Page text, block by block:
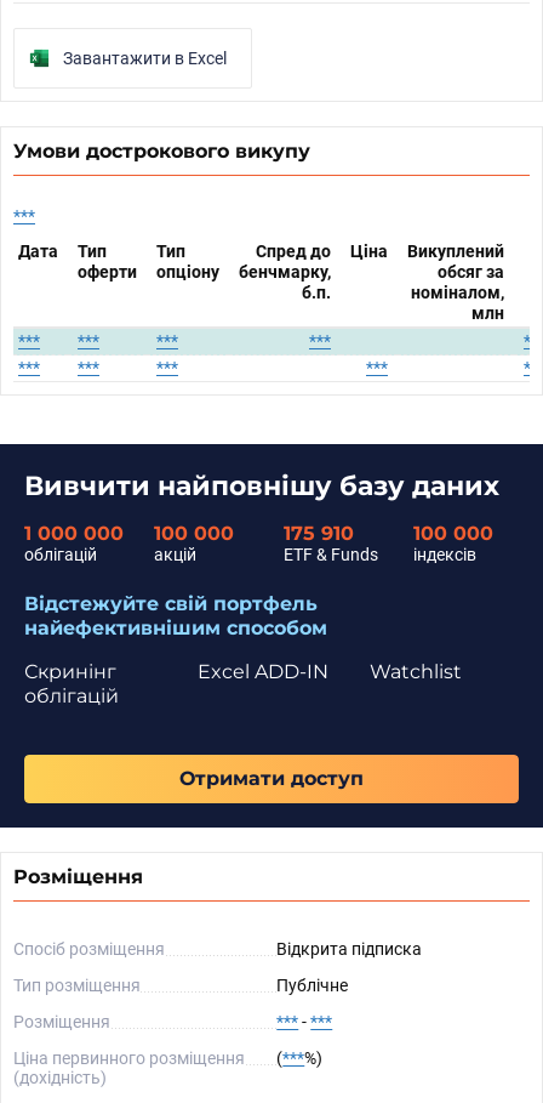
Завантажити в Excel
Умови дострокового викупу
***
Дата
Тип
оферти
Тип
опціону
Спред до
бенчмарку,
б.п.
Ціна
Викуплений
обсяг за
номіналом,
млн
***
*** *** ***
***
*** *** ***
Вивчити найповнішу базу даних
1 000 000
облігацій
100 000
акцій
175 910
ETF & Funds
100 000
індексів
Відстежуйте свій портфель
найефективнішим способом
Скринінг
облігацій
Watchlist
Excel ADD-IN
Отримати доступ
Розміщення
Спосіб розміщення
Відкрита підписка
Тип розміщення
Публічне
Розміщення
***-***
Ціна первинного розміщення
(дохідність)
(***%)